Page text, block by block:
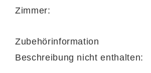
Zimmer:
Zubehörinformation
Beschreibung nicht enthalten: